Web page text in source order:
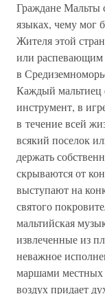
Граждане Мальты
языках, чему мог
Жителя этой
или распевающим
в
Каждый мальтиец
инструмент, в
в течение всей
всякий поселок
держать
скрываются от
выступают на
святого
мальтийская
извлеченные из
неважное
маршами местных
воздух придает